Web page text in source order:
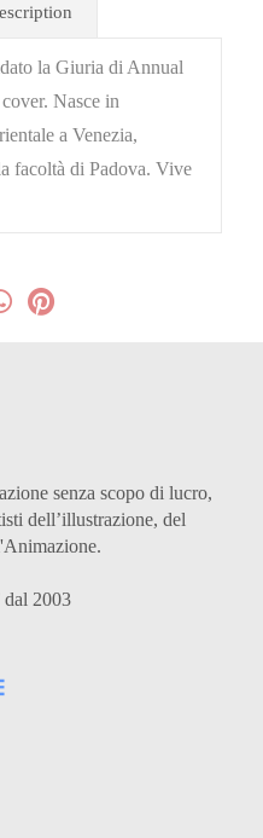
la Giuria di Annual
Nasce in
a Venezia,
facoltà di Padova. Vive
senza scopo di lucro,
dell’illustrazione, del
2003